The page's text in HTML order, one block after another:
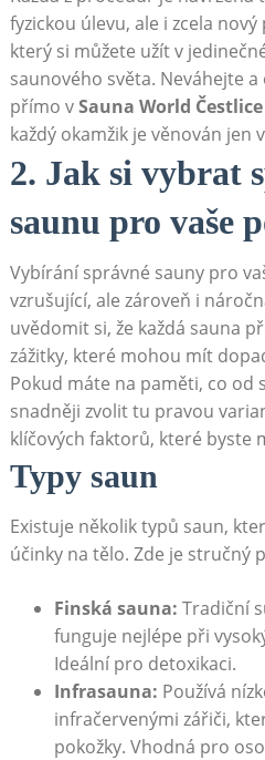
fyzickou úlevu, ale i zcela⁢
který si můžete‌ užít v
saunového světa. Neváhejte
přímo ⁣v⁤Sauna World
⁢každý⁢ okamžik ‌je věnován jen⁤
2. Jak si vybrat
saunu pro vaše⁣
Vybírání správné sauny⁢ pro
vzrušující,⁣ ale zároveň i⁤
‌uvědomit si, že každá⁢ sauna
zážitky, ​které mohou ​mít
Pokud máte‍ na ​paměti,‌ co od
snadněji zvolit tu ‍pravou
klíčových⁣ faktorů,⁢ které ⁤byste
Typy saun
Existuje několik typů saun,
účinky ​na ​tělo. ​Zde je stručný
Finská sauna: Tradiční
funguje nejlépe při
Ideální ⁢pro‌ detoxikaci.
Infrasauna: ⁢Používá
infračervenými⁤ zářiči,
pokožky. Vhodná pro